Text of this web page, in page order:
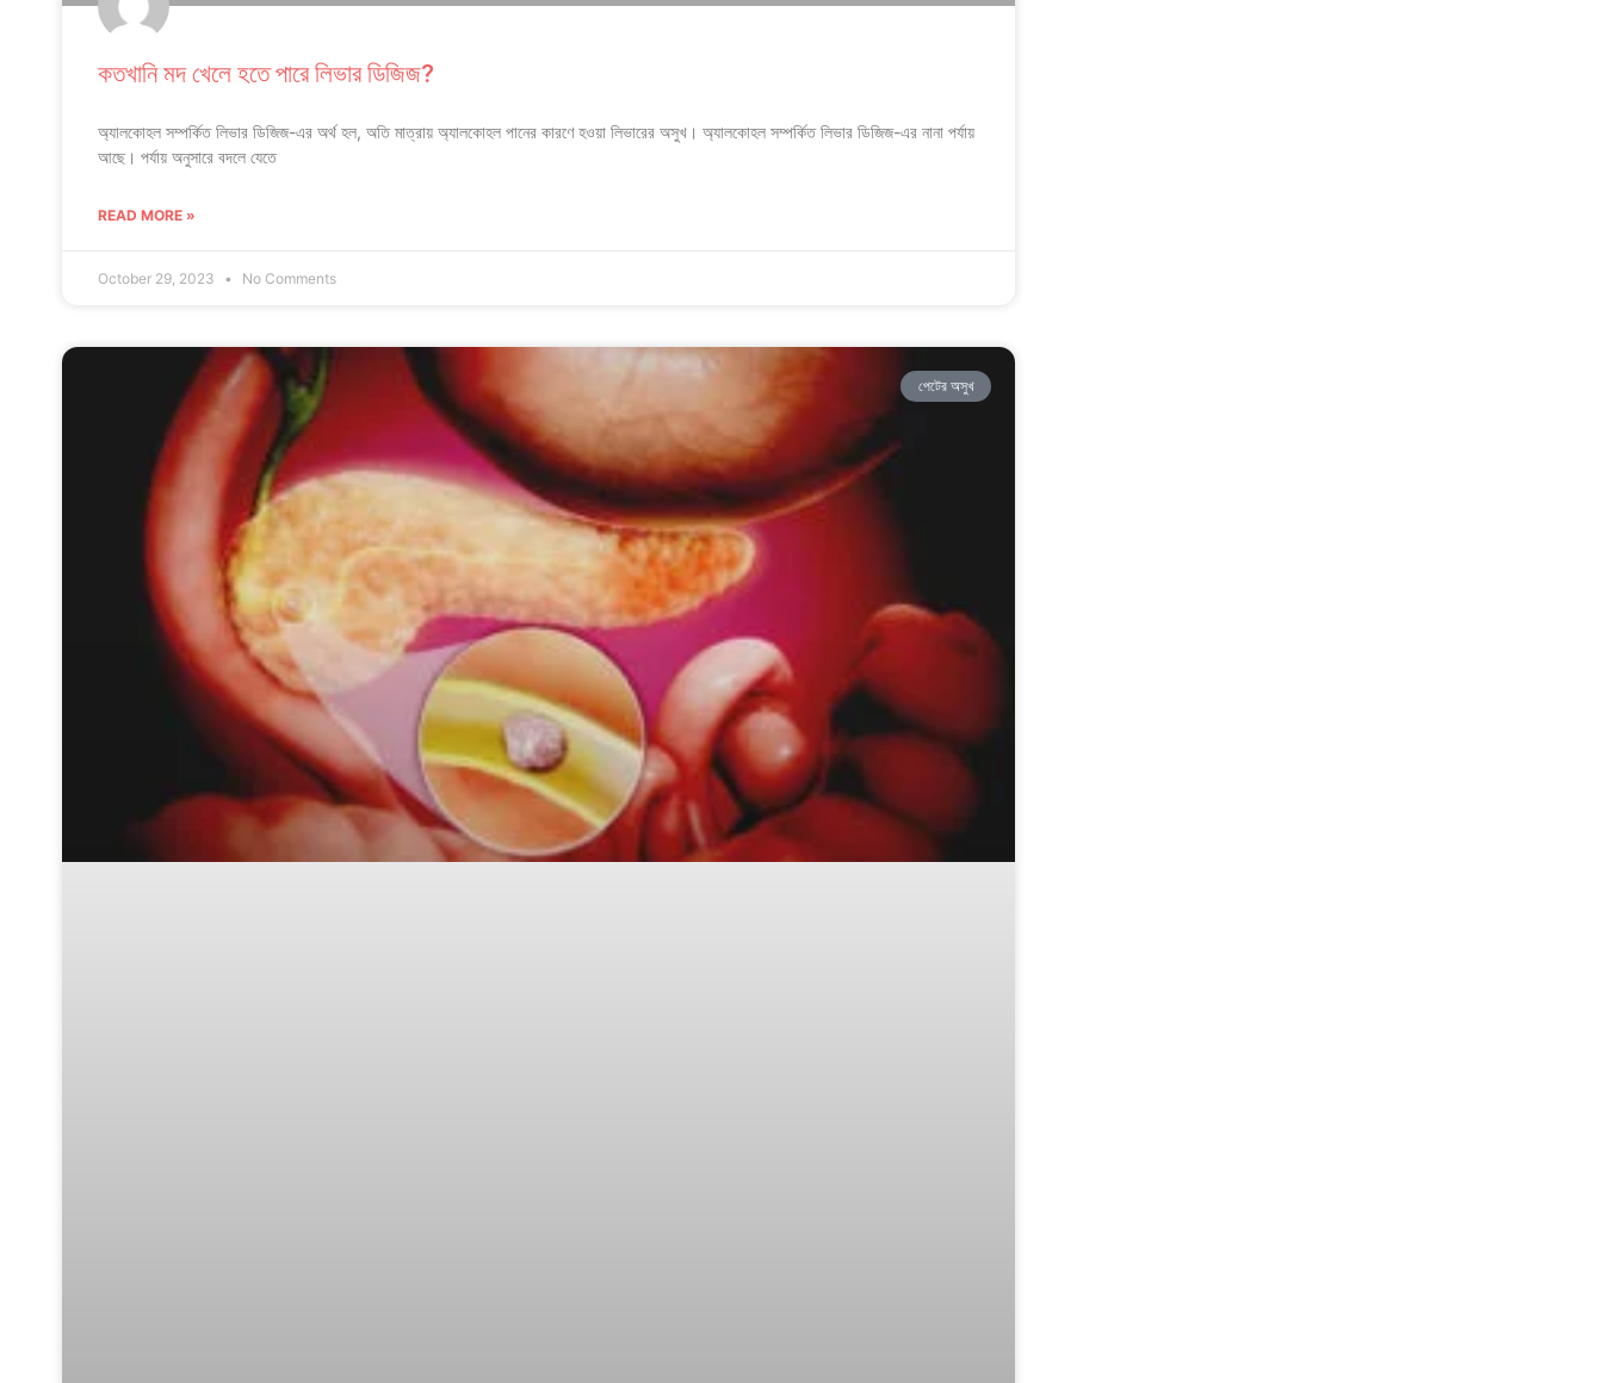
কতখানি মদ খেলে হতে পারে লিভার ডিজিজ?
অ্যালকোহল সম্পর্কিত লিভার ডিজিজ-এর অর্থ হল, অতি মাত্রায় অ্যালকোহল পানের কারণে হওয়া লিভারের অসুখ। অ্যালকোহল সম্পর্কিত লিভার ডিজিজ-এর নানা পর্যায়
আছে। পর্যায় অনুসারে বদলে যেতে
READ MORE »
October 29, 2023 No Comments
পেটের অসুখ